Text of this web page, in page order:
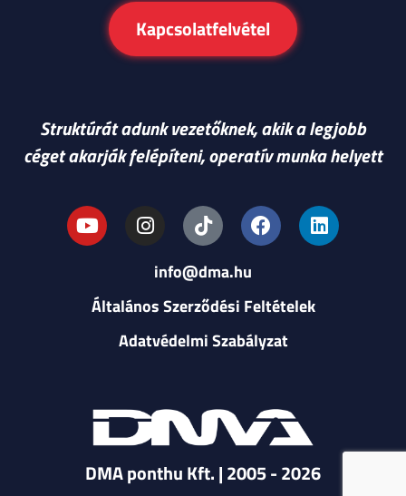
Kapcsolatfelvétel
Struktúrát adunk vezetőknek, akik a legjobb
céget akarják felépíteni, operatív munka helyett
info@dma.hu
Általános Szerződési Feltételek
Adatvédelmi Szabályzat
DMA ponthu Kft. | 2005 - 2026